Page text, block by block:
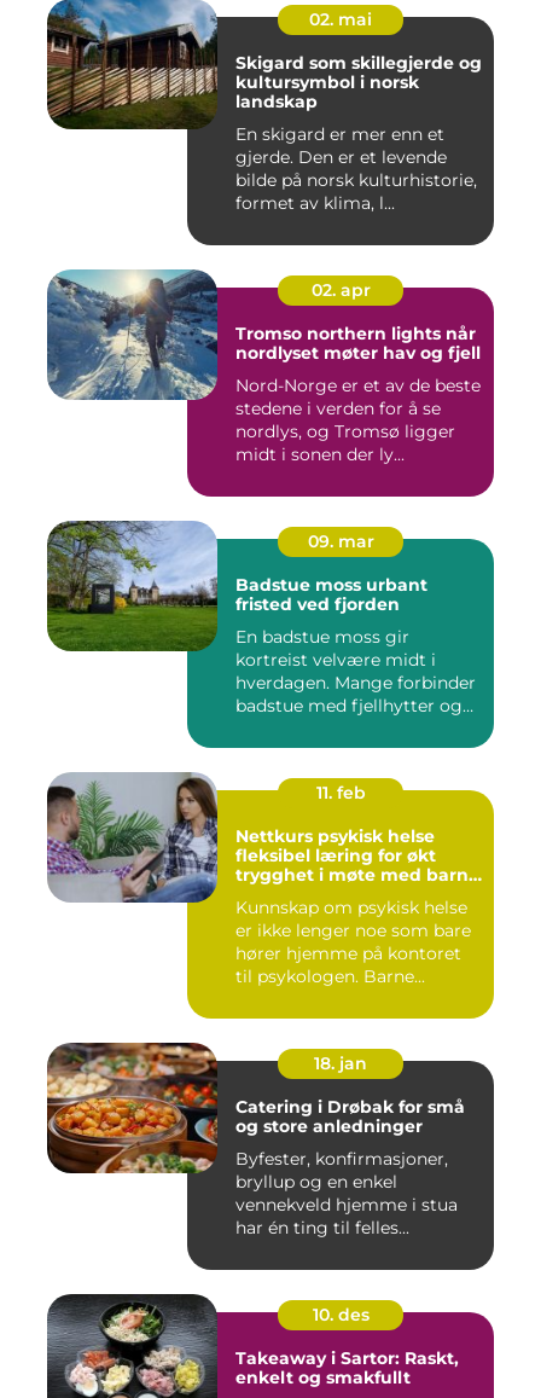
02. mai
Skigard som skillegjerde og
kultursymbol i norsk
landskap
En skigard er mer enn et
gjerde. Den er et levende
bilde på norsk kulturhistorie,
formet av klima, l...
02. apr
Tromso northern lights når
nordlyset møter hav og fjell
Nord-Norge er et av de beste
stedene i verden for å se
nordlys, og Tromsø ligger
midt i sonen der ly...
09. mar
Badstue moss urbant
fristed ved fjorden
En badstue moss gir
kortreist velvære midt i
hverdagen. Mange forbinder
badstue med fjellhytter og
11. feb
Nettkurs psykisk helse
fleksibel læring for økt
trygghet i møte med barn
Kunnskap om psykisk helse
er ikke lenger noe som bare
hører hjemme på kontoret
til psykologen. Barne...
18. jan
Catering i Drøbak for små
og store anledninger
Byfester, konfirmasjoner,
bryllup og en enkel
vennekveld hjemme i stua
har én ting til felles...
10. des
Takeaway i Sartor: Raskt,
enkelt og smakfullt